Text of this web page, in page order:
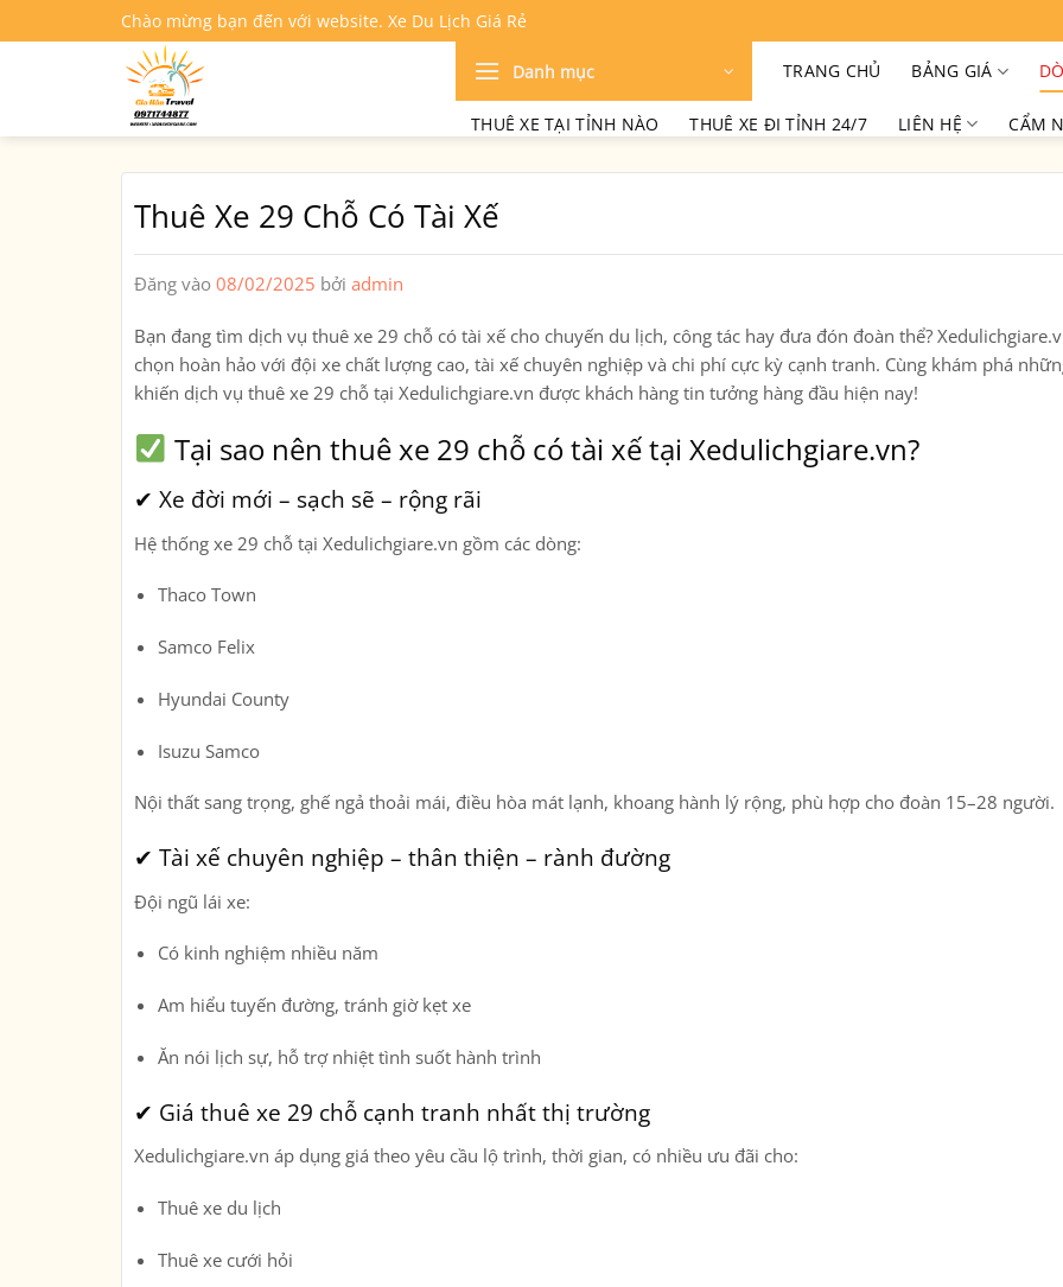
qua
Chào mừng bạn đến với website. Xe Du Lịch Giá Rẻ
Danh mục TRANG CHỦ BẢNG GIÁ
THUÊ XE TẠI TỈNH NÀO THUÊ XE ĐI TỈNH 24/7 LIÊN HỆ CẨM
Thuê Xe 29 Chỗ Có Tài Xế
Đăng vào 08/02/2025 bởi admin
Bạn đang tìm dịch vụ thuê xe 29 chỗ có tài xế cho chuyến du lịch, công tác hay đưa đón đoàn thể?
chọn hoàn hảo với đội xe chất lượng cao, tài xế chuyên nghiệp và chi phí cực kỳ cạnh tranh. Cùng khám phá
khiến dịch vụ thuê xe 29 chỗ tại Xedulichgiare.vn được khách hàng tin tưởng hàng đầu hiện nay!
Tại sao nên thuê xe 29 chỗ có tài xế tại Xedulichgiare.vn?
✔ Xe đời mới – sạch sẽ – rộng rãi
Hệ thống xe 29 chỗ tại Xedulichgiare.vn gồm các dòng:
Thaco Town
Samco Felix
Hyundai County
Isuzu Samco
Nội thất sang trọng, ghế ngả thoải mái, điều hòa mát lạnh, khoang hành lý rộng, phù hợp cho đoàn 15–28 người.
✔ Tài xế chuyên nghiệp – thân thiện – rành đường
Đội ngũ lái xe:
Có kinh nghiệm nhiều năm
Am hiểu tuyến đường, tránh giờ kẹt xe
Ăn nói lịch sự, hỗ trợ nhiệt tình suốt hành trình
✔ Giá thuê xe 29 chỗ cạnh tranh nhất thị trường
Xedulichgiare.vn áp dụng giá theo yêu cầu lộ trình, thời gian, có nhiều ưu đãi cho:
Thuê xe du lịch
Thuê xe cưới hỏi